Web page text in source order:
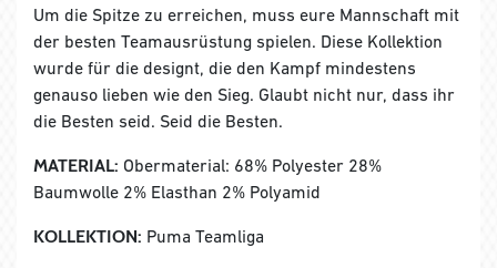
Um die Spitze zu erreichen, muss eure Mannschaft mit
der besten Teamausrüstung spielen. Diese Kollektion
wurde für die designt, die den Kampf mindestens
genauso lieben wie den Sieg. Glaubt nicht nur, dass ihr
die Besten seid. Seid die Besten.
MATERIAL: Obermaterial: 68% Polyester 28%
Baumwolle 2% Elasthan 2% Polyamid
KOLLEKTION: Puma Teamliga